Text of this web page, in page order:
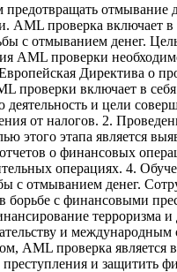
отмывание
AML проверка включает в
с отмыванием денег.
AML проверки
Директива о
проверки включает в
и цели
от налогов. 2.
этого этапа является
о финансовых
операциях. 4.
с отмыванием денег.
борьбе с финансовыми
терроризма
и
AML проверка
и защитить